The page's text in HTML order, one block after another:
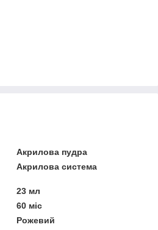
Акрилова пудра
Акрилова система
23 мл
60 міс
Рожевий